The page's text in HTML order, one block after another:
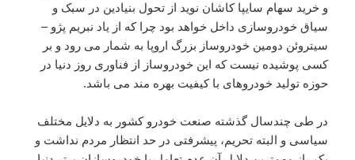
و خرید سهام سایپا کاشان نوید از تحول بنیادین در سبک و
سیاق خودروسازی داخل خواهد بود چرا که از یاد نبریم پژو –
سیتروئن دومین خودروساز بزرگ اروپا به شمار می رود و بر
کسی پوشیده نیست که این خودروساز از فناوری روز دنیا در
حوزه تولید خودروهای با کیفیت بهره مند می باشد.
در طی چندسال گذشته صنعت خودرو کشور به دلایل مختلف
سیاسی و البته تحریم، پیشرفتی در حد انتظار مردم نداشت و